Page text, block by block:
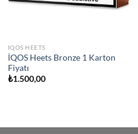
IQOS HEETS
İQOS Heets Bronze 1 Karton
Fiyatı
₺1.500,00